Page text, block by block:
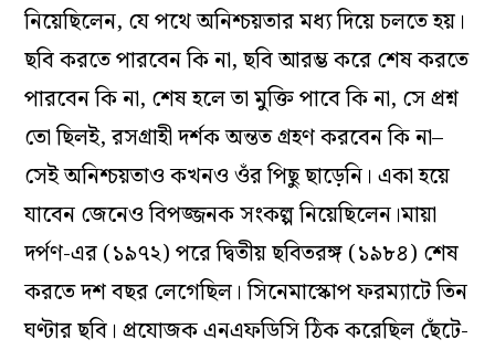
নিয়েছিলেন, যে পথে অনিশ্চয়তার মধ্য দিয়ে চলতে হয়।
ছবি করতে পারবেন কি না, ছবি আরম্ভ করে শেষ করতে
পারবেন কি না, শেষ হলে তা মুক্তি পাবে কি না, সে প্রশ্ন
তো ছিলই, রসগ্রাহী দর্শক অন্তত গ্রহণ করবেন কি না–
সেই অনিশ্চয়তাও কখনও ওঁর পিছু ছাড়েনি। একা হয়ে
যাবেন জেনেও বিপজ্জনক সংকল্প নিয়েছিলেন।মায়া
দর্পণ-এর (১৯৭২) পরে দ্বিতীয় ছবিতরঙ্গ(১৯৮৪) শেষ
করতে দশ বছর লেগেছিল। সিনেমাস্কোপ ফরম্যাটে তিন
ঘণ্টার ছবি। প্রযোজক এনএফডিসি ঠিক করেছিল ছেঁটে-